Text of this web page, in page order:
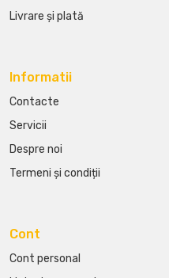
Livrare și plată
Informatii
Contacte
Servicii
Despre noi
Termeni și condiții
Cont
Cont personal